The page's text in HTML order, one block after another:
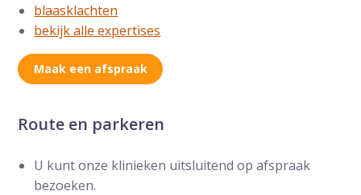
blaasklachten
bekijk alle expertises
Maak een afspraak
Route en parkeren
U kunt onze klinieken uitsluitend op afspraak
bezoeken.